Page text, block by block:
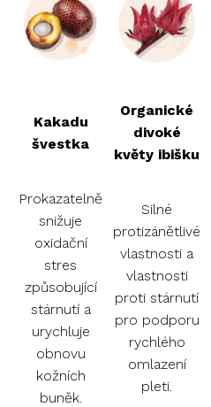
Kakadu
švestka
Organické
divoké
květy ibišku
Prokazatelně
snižuje
oxidační
stres
způsobující
stárnutí a
urychluje
obnovu
kožních
buněk.
Silné
protizánětlivé
vlastnosti a
vlastnosti
proti stárnutí
pro podporu
rychlého
omlazení
pleti.